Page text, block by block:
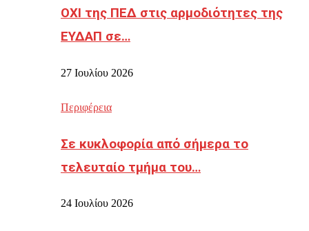
ΟΧΙ της ΠΕΔ στις αρμοδιότητες της
ΕΥΔΑΠ σε…
27 Ιουλίου 2026
Περιφέρεια
Σε κυκλοφορία από σήμερα το
τελευταίο τμήμα του…
24 Ιουλίου 2026